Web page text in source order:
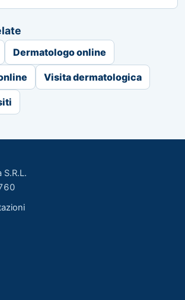
Dermatologo online
Visita dermatologica